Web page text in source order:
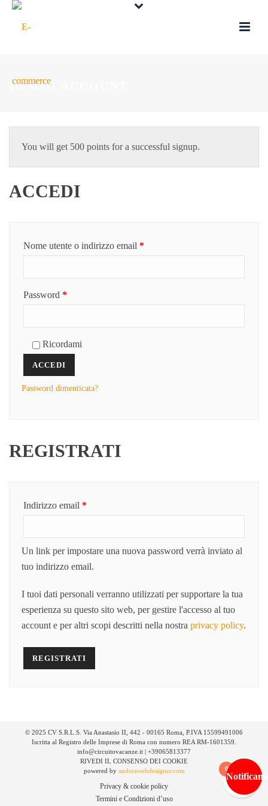
IL MIO ACCOUNT
You will get 500 points for a successful signup.
ACCEDI
Nome utente o indirizzo email *Richiesto
Password *Richiesto
Ricordami
ACCEDI
Password dimenticata?
REGISTRATI
Indirizzo email *Richiesto
Un link per impostare una nuova password verrà inviato al
tuo indirizzo email.
I tuoi dati personali verranno utilizzati per supportare la tua
esperienza su questo sito web, per gestire l'accesso al tuo
account e per altri scopi descritti nella nostra privacy policy.
REGISTRATI
© 2025 CV S.R.L.S. Via Anastasio II, 442 - 00165 Roma, P.IVA 15599491006
Iscritta al Registro delle Imprese di Roma con numero REA RM-1601359.
info@circuitovacanze.it | +39065813377
RIVEDI IL CONSENSO DEI COOKIE
powered by andreawebdesigner.com
Privacy & cookie policy
Termini e Condizioni d’uso
0
Notificami
Notificami